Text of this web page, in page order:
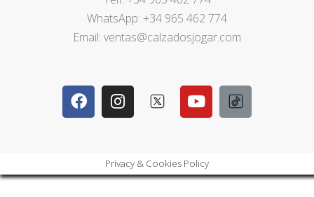
WhatsApp: +34 965 462 774
Email: ventas@calzadosjogar.com
Privacy & Cookies Policy